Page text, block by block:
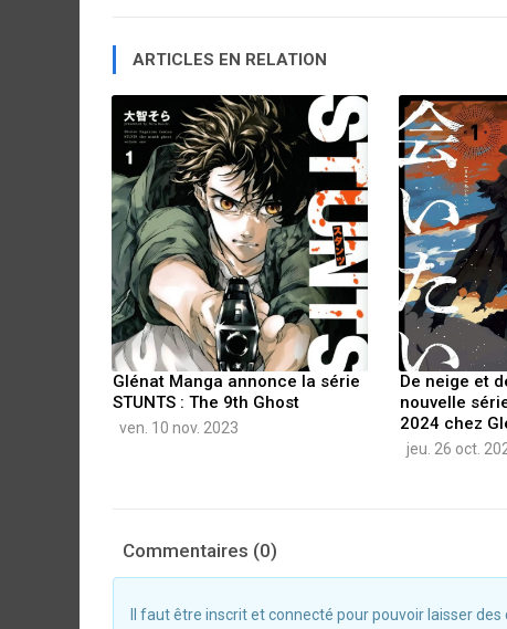
ARTICLES EN RELATION
Glénat Manga annonce la série
STUNTS : The 9th Ghost
ven. 10 nov. 2023
De neige et
nouvelle
2024 chez
jeu. 26 oct.
Commentaires (0)
Il faut être inscrit et connecté pour pouvoir laisser